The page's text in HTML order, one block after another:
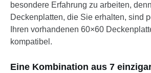
besondere Erfahrung zu arbeiten,
Deckenplatten, die Sie erhalten, sind
Ihren vorhandenen 60×60
kompatibel.
Eine Kombination aus 7